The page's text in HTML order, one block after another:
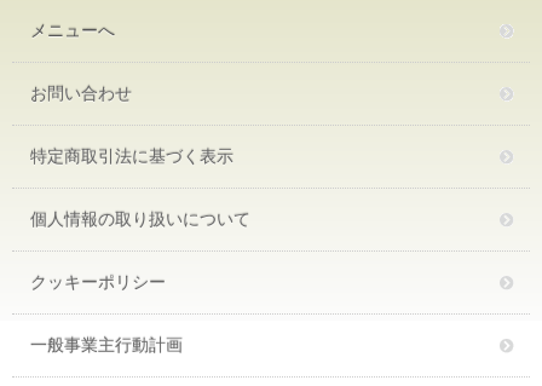
メニューへ
お問い合わせ
特定商取引法に基づく表示
個人情報の取り扱いについて
クッキーポリシー
一般事業主行動計画